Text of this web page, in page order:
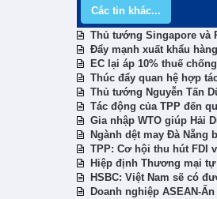
Các tin khác...
Thủ tướng Singapore và
Đẩy mạnh xuất khẩu
EC lại áp 10% thuế
Thúc đẩy quan hệ hợp
Thủ tướng Nguyễn Tấn
Tác động của TPP đến
Gia nhập WTO giúp Hải
Ngành dệt may Đà Nẵng
TPP: Cơ hội thu hút FDI
Hiệp định Thương mại
HSBC: Việt Nam sẽ có
Doanh nghiệp ASEAN-